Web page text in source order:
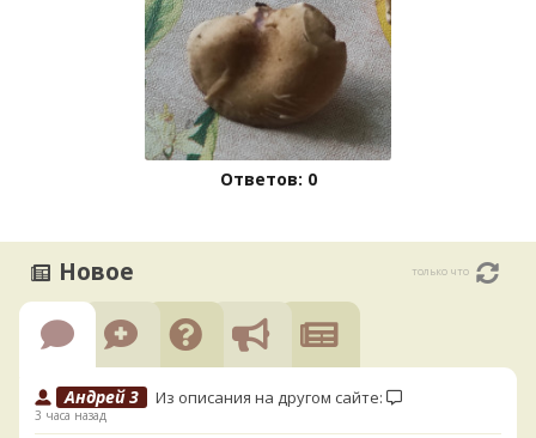
Ответов: 0
Новое только что
Андрей 3 Из описания на другом сайте:
3 часа назад